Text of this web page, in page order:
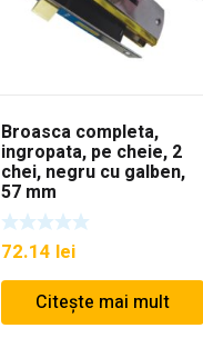
Broasca completa,
ingropata, pe cheie, 2
chei, negru cu galben,
57 mm
72.14 lei
Citește mai mult